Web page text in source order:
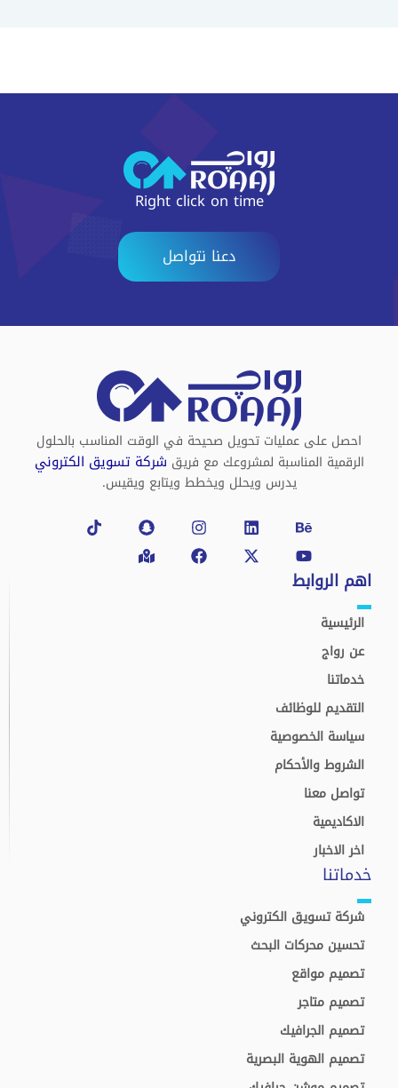
Right click on time
دعنا نتواصل
احصل على عمليات تحويل صحيحة في الوقت المناسب بالحلول
الرقمية المناسبة لمشروعك مع فريق شركة تسويق الكتروني
يدرس ويحلل ويخطط ويتابع ويقيس.
Behance
Linkedin
Instagram
Snapchat
Tiktok Youtube
X-
twitter
Facebook
Map-
marked-
alt
اهم الروابط
الرئيسية
عن رواج
خدماتنا
التقديم للوظائف
سياسة الخصوصية
الشروط والأحكام
تواصل معنا
الاكاديمية
اخر الاخبار
خدماتنا
شركة تسويق الكتروني
تحسين محركات البحث
تصميم مواقع
تصميم متاجر
تصميم الجرافيك
تصميم الهوية البصرية